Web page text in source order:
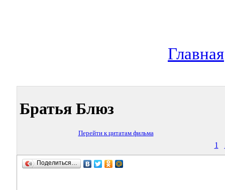
Главная
Братья Блюз
Перейти к цитатам фильма
1
Поделиться…